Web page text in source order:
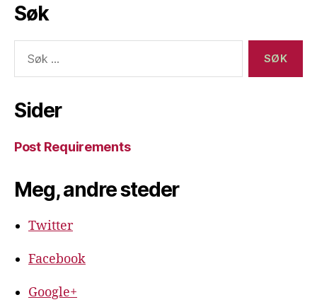
Søk
etter:
Sider
Post Requirements
Meg, andre steder
Twitter
Facebook
Google+